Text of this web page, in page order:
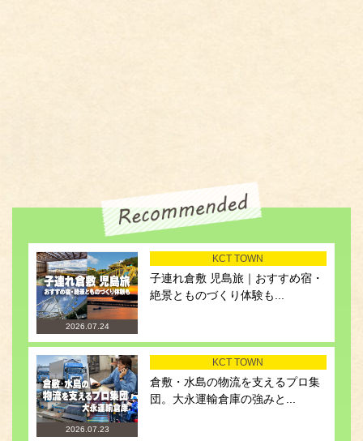
2026.07.24
KCT TOWN
子連れ倉敷 児島旅｜おすすめ宿・
絶景とものづくり体験も...
2026.07.23
KCT TOWN
倉敷・水島の物流を支えるプロ集
団。大永運輸倉庫の強みと...